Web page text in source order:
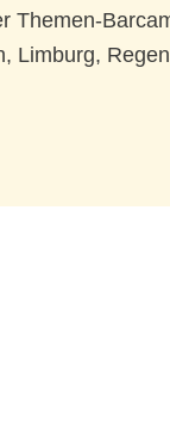
Themen-
Limburg,